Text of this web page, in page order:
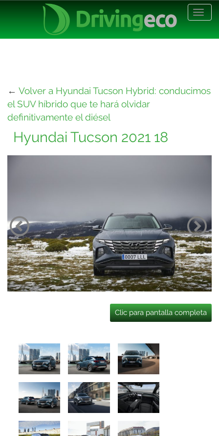
← Volver a Hyundai Tucson Hybrid: conducimos
el SUV híbrido que te hará olvidar
definitivamente el diésel
Hyundai Tucson 2021 18
Clic para pantalla completa